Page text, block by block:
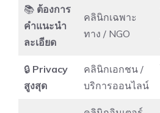
📚 ต้องการ
คำแนะนำ
ละเอียด
คลินิกเฉพาะ
ทาง / NGO
🔒 Privacy
สูงสุด
คลินิกเอกชน /
บริการออนไลน์